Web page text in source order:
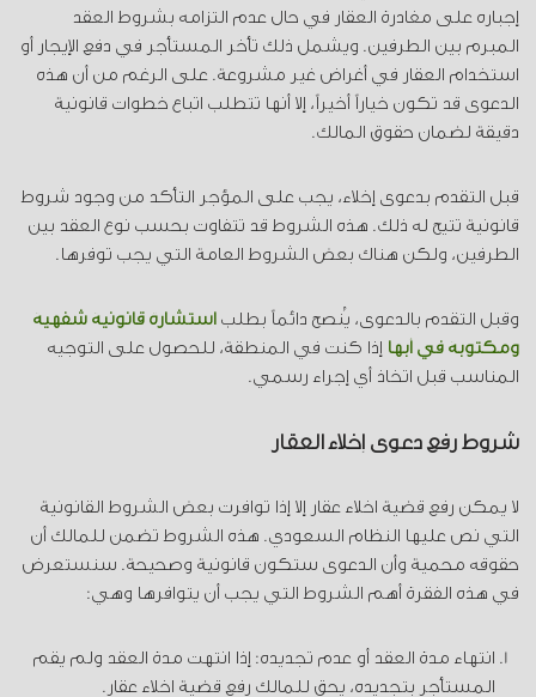
إجباره على مغادرة العقار في حال عدم التزامه بشروط العقد
المبرم بين الطرفين. ويشمل ذلك تأخر المستأجر في دفع الإيجار أو
استخدام العقار في أغراض غير مشروعة. على الرغم من أن هذه
الدعوى قد تكون خياراً أخيراً، إلا أنها تتطلب اتباع خطوات قانونية
دقيقة لضمان حقوق المالك.
قبل التقدم بدعوى إخلاء، يجب على المؤجر التأكد من وجود شروط
قانونية تتيح له ذلك. هذه الشروط قد تتفاوت بحسب نوع العقد بين
الطرفين، ولكن هناك بعض الشروط العامة التي يجب توفرها.
وقبل التقدم بالدعوى، يُنصح دائماً بطلب استشارة قانونية شفهية
ومكتوبة في أبها إذا كنت في المنطقة، للحصول على التوجيه
المناسب قبل اتخاذ أي إجراء رسمي.
شروط رفع دعوى إخلاء العقار
لا يمكن رفع قضية اخلاء عقار إلا إذا توافرت بعض الشروط القانونية
التي نص عليها النظام السعودي. هذه الشروط تضمن للمالك أن
حقوقه محمية وأن الدعوى ستكون قانونية وصحيحة. سنستعرض
في هذه الفقرة أهم الشروط التي يجب أن يتوافرها وهي:
انتهاء مدة العقد أو عدم تجديده: إذا انتهت مدة العقد ولم يقم
المستأجر بتجديده، يحق للمالك رفع قضية اخلاء عقار.